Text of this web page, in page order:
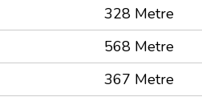
328 Metre
568 Metre
367 Metre